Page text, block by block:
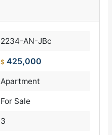
2234-AN-JBc
$ 425,000
Apartment
For Sale
3